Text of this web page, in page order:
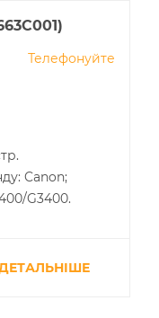
Телефонуйте
Canon;
G3400.